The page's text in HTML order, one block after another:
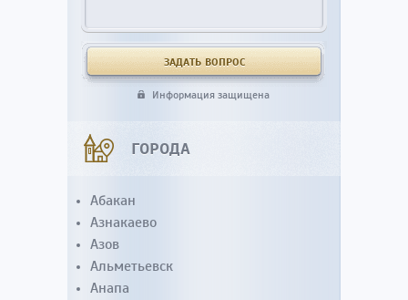
Информация защищена
ГОРОДА
Абакан
Азнакаево
Азов
Альметьевск
Анапа